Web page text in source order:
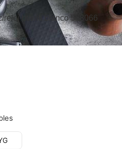
reloj bt/wifi blanco 558066